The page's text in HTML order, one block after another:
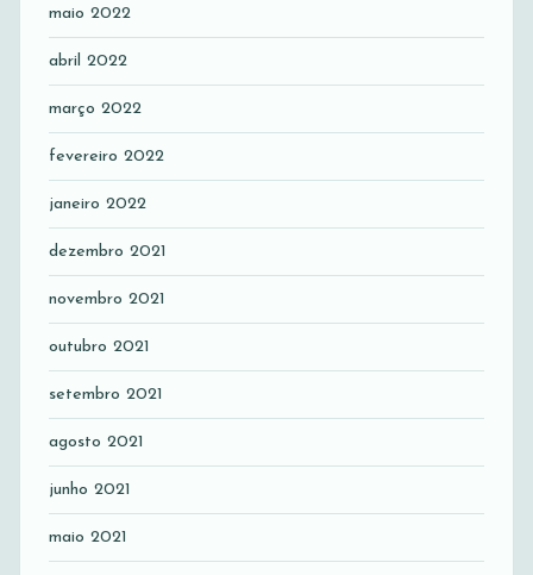
maio 2022
abril 2022
março 2022
fevereiro 2022
janeiro 2022
dezembro 2021
novembro 2021
outubro 2021
setembro 2021
agosto 2021
junho 2021
maio 2021